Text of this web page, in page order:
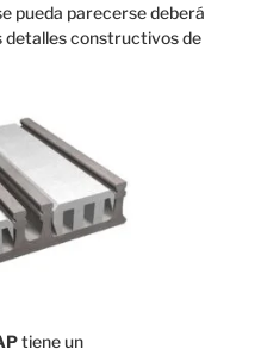
pueda parecersedeberá
detallesconstructivosde
tiene un